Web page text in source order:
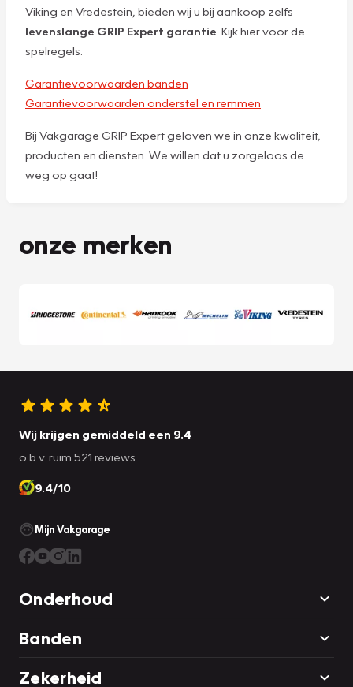
Viking en Vredestein, bieden wij u bij aankoop zelfs
levenslange GRIP Expert garantie . Kijk hier voor de
spelregels:
Garantievoorwaarden banden
Garantievoorwaarden onderstel en remmen
Bij Vakgarage GRIP Expert geloven we in onze kwaliteit,
producten en diensten. We willen dat u zorgeloos de
weg op gaat!
onze merken
Wij krijgen gemiddeld een 9.4
o.b.v. ruim 521 reviews
9.4/10
Mijn Vakgarage
Onderhoud
Banden
Zekerheid